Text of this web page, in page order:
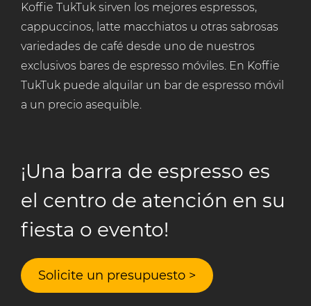
Koffie TukTuk sirven los mejores espressos,
cappuccinos, latte macchiatos u otras sabrosas
variedades de café desde uno de nuestros
exclusivos bares de espresso móviles. En Koffie
TukTuk puede alquilar un bar de espresso móvil
a un precio asequible.
¡Una barra de espresso es
el centro de atención en su
fiesta o evento!
Solicite un presupuesto >